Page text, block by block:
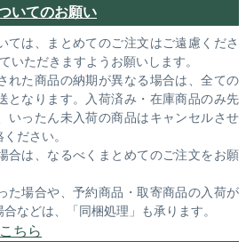
いてのお願い
ては、まとめてのご注文はご遠慮くださ
いただきますようお願いします。
れた商品の納期が異なる場合は、全ての
となります。入荷済み・在庫商品のみ先
いったん未入荷の商品はキャンセルさせ
ださい。
合は、なるべくまとめてのご注文をお願
た場合や、予約商品・取寄商品の入荷が
などは、「同梱処理」も承ります。
ちら